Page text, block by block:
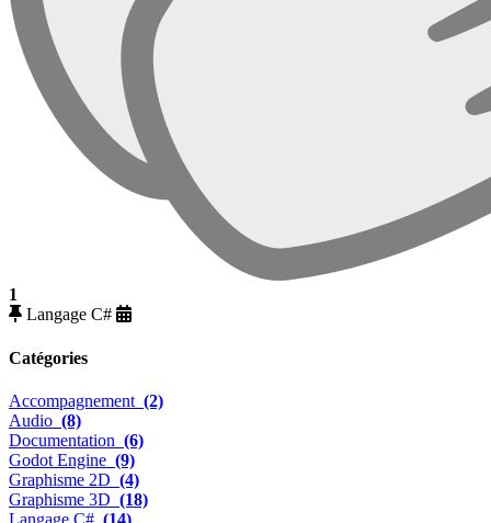
1
Langage C#
Catégories
Accompagnement (2)
Audio (8)
Documentation (6)
Godot Engine (9)
Graphisme 2D (4)
Graphisme 3D (18)
Langage C# (14)